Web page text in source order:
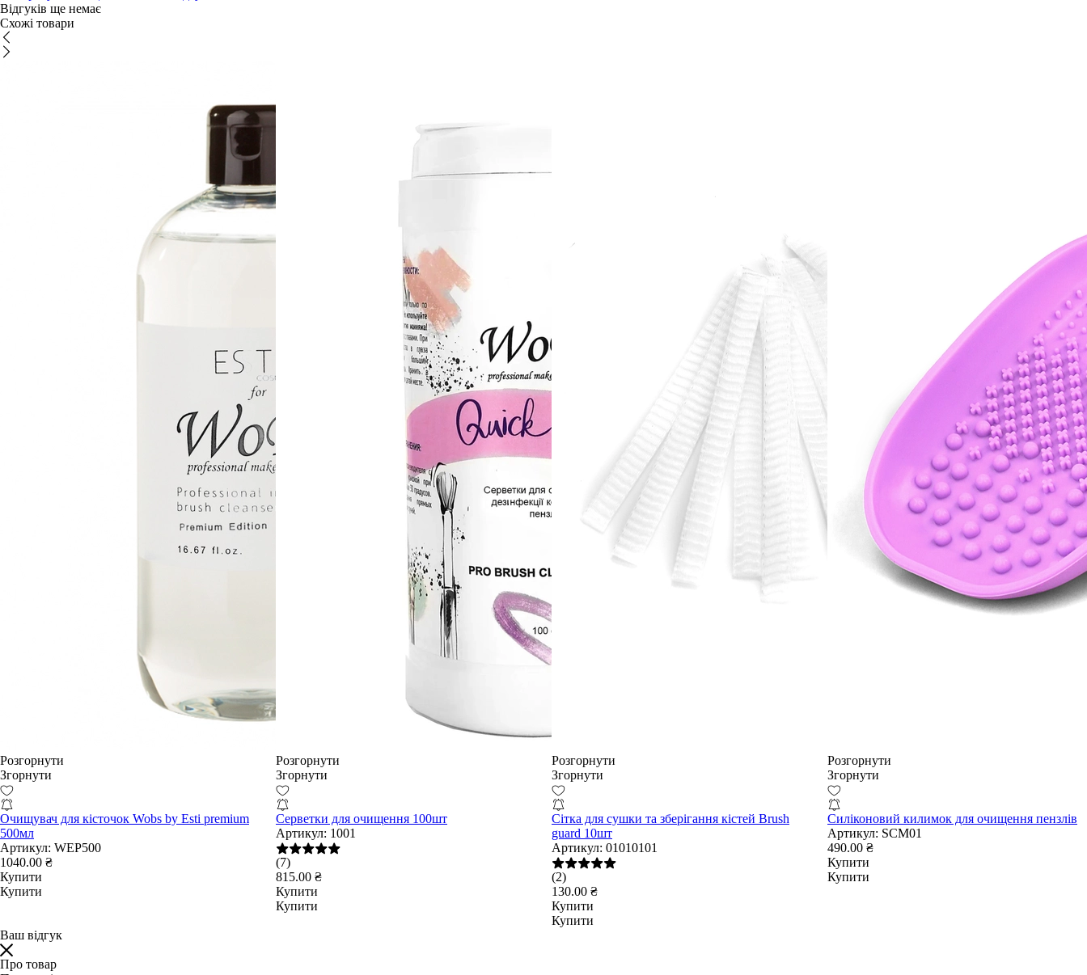
Відгуків ще немає
Схожі товари
Розгорнути
Згорнути
Очищувач для кісточок Wobs by Esti premium
500мл
Артикул: WEP500
1040.00 ₴
Купити
Купити
Розгорнути
Згорнути
Серветки для очищення 100шт
Артикул: 1001
(7)
815.00 ₴
Купити
Купити
Розгорнути
Згорнути
Сітка для сушки та зберігання кістей Brush
guard 10шт
Артикул: 01010101
(2)
130.00 ₴
Купити
Купити
Розгорнути
Згорнути
Силіконовий килимок для очищення пензлів
Артикул: SCM01
490.00 ₴
Купити
Купити
Ваш відгук
Про товар